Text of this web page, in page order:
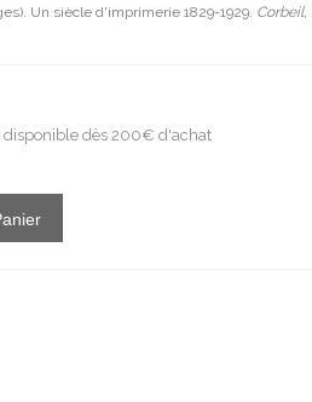
Un siècle d'imprimerie 1829-1929.
disponible dès 200€ d'achat